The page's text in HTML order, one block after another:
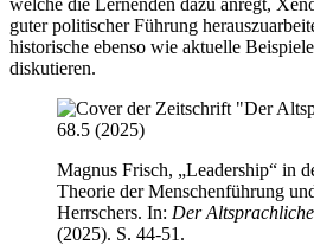
guter politischer Führung
historische ebenso wie aktuelle
diskutieren.
Magnus Frisch, „Leadership“ in
Theorie der Menschenführung
Herrschers. In: Der
(2025). S. 44-51.